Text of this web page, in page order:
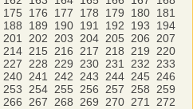
175 176 177 178 179 180 181
188 189 190 191 192 193
194
201 202 203 204 205 206
207
214 215 216 217 218 219
220
227 228 229 230 231 232
233
240 241 242 243 244 245
246
253 254 255 256 257 258
259
266 267 268 269 270 271
272